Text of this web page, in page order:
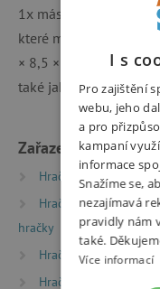
1x máslo ve tvaru
které mají jemnou,
× 8,5 × 15 cm. Hezký
také jako doplněk do
Zařazeno v
Hračky dle typu
Hračky dle typu
hračky
Hračky dle věku
Hračky dle věku
I s
Pro zajištění
webu, jeho
a pro
kampaní
informace
Snažíme se,
nezajímavá
pravidly nám
také.
Více informací